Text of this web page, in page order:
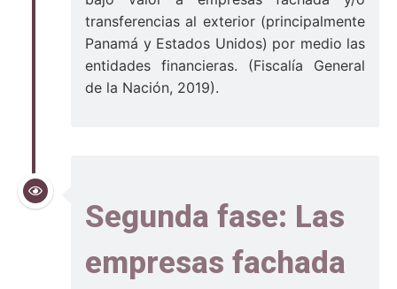
transferencias al exterior (principalmente
Panamá y Estados Unidos) por medio las
entidades financieras. (Fiscalía General
de la Nación, 2019).
Segunda fase: Las
empresas fachada